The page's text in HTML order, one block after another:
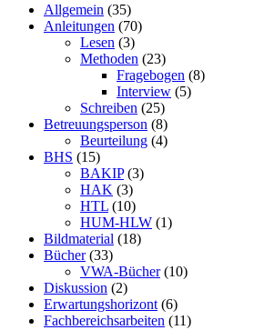
Allgemein (35)
Anleitungen (70)
Lesen (3)
Methoden (23)
Fragebogen (8)
Interview (5)
Schreiben (25)
Betreuungsperson (8)
Beurteilung (4)
BHS (15)
BAKIP(3)
HAK (3)
HTL (10)
HUM-HLW (1)
Bildmaterial (18)
Bücher(33)
VWA-Bücher(10)
Diskussion (2)
Erwartungshorizont (6)
Fachbereichsarbeiten (11)